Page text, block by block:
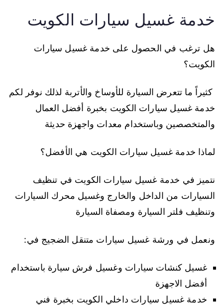
خدمة غسيل سيارات الكويت
هل ترغب في الحصول على خدمة غسيل سيارات
الكويت؟
كثيراً ما تتعرض السيارة للأوساخ والأتربة لذلك نوفر لكم
خدمة غسيل سيارات الكويت بخبرة أفضل العمال
والمتخصصين وباستخدام معدات واجهزة حديثة
لماذا خدمة غسيل سيارات الكويت هي الأفضل؟
نتميز في خدمة غسيل سيارات الكويت في تنظيف
السيارات من الداخل والخارج وغسيل محرك السيارات
وتنظيف فلتر السيارة ومصفاة السيارة
ونعمل في ورشة غسيل سيارات متنقل الضجيج في:
غسيل كنشات سيارات وغسيل فرش سيارة باستخدام
أفضل الاجهزة
خدمة غسيل سيارات داخلي الكويت بخبرة فني